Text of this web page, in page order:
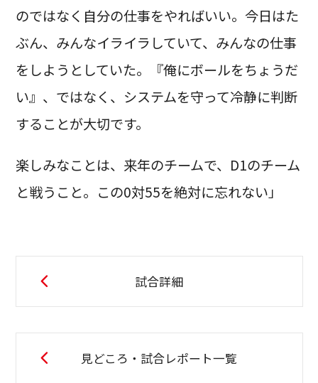
のではなく自分の仕事をやればいい。今日はた
ぶん、みんなイライラしていて、みんなの仕事
をしようとしていた。『俺にボールをちょうだ
い』、ではなく、システムを守って冷静に判断
することが大切です。
楽しみなことは、来年のチームで、D1のチーム
と戦うこと。この0対55を絶対に忘れない」
試合詳細
見どころ・試合レポート一覧